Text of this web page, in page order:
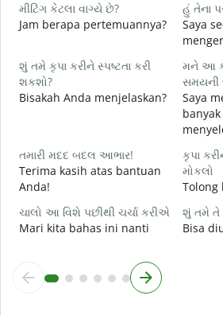
મીટિંગ કેટલા વાગ્યે છે?
Jam berapa pertemuannya?
હું તેના
Saya
શું તમે કૃપા કરીને સ્પષ્ટતા કરી
શકશો?
Bisakah Anda menjelaskan?
મને આ
Saya
તમારી મદદ બદલ આભાર!
Terima kasih atas bantuan
Anda!
કૃપા
મોકલો
Tolong
ચાલો આ વિશે પછીથી ચર્ચા કરીએ
Mari kita bahas ini nanti
શું તમે તે
Bisa